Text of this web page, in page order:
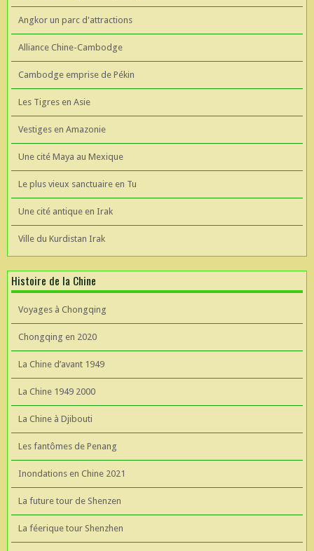
Angkor un parc d'attractions
Alliance Chine-Cambodge
Cambodge emprise de Pékin
Les Tigres en Asie
Vestiges en Amazonie
Une cité Maya au Mexique
Le plus vieux sanctuaire en Tu
Une cité antique en Irak
Ville du Kurdistan Irak
Histoire de la Chine
Voyages à Chongqing
Chongqing en 2020
La Chine d’avant 1949
La Chine 1949 2000
La Chine à Djibouti
Les fantômes de Penang
Inondations en Chine 2021
La future tour de Shenzen
La féerique tour Shenzhen